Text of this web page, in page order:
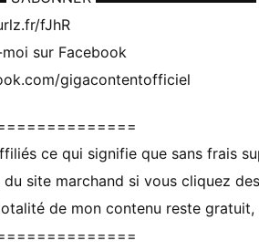
fJhR
sur Facebook
gigacontentofficiel
ce qui signifie que sans frais
site marchand si vous cliquez
de mon contenu reste gratuit,